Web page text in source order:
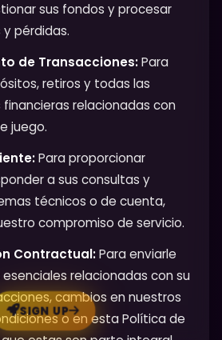
sus fondos y procesar
pérdidas.
de Transacciones:Para
retiros y todas las
relacionadas con
juego.
Para proporcionar
a sus consultas y
técnicos o de cuenta,
compromiso de servicio.
Contractual:Para enviarle
relacionadas con su
cambios en nuestros
o en esta Política de
SIGN UP